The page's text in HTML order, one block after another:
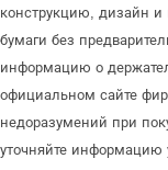
конструкцию, дизайн
бумаги без
информацию о
официальном сайте
недоразумений при
уточняйте информацию